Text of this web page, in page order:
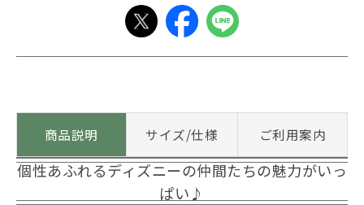
商品説明 サイズ/仕様 ご利用案内
個性あふれるディズニーの仲間たちの魅力がいっ
ぱい♪